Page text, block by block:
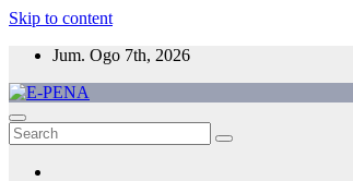
Skip to content
Jum. Ogo 7th, 2026
E-PENA
Berita Digital Terkini